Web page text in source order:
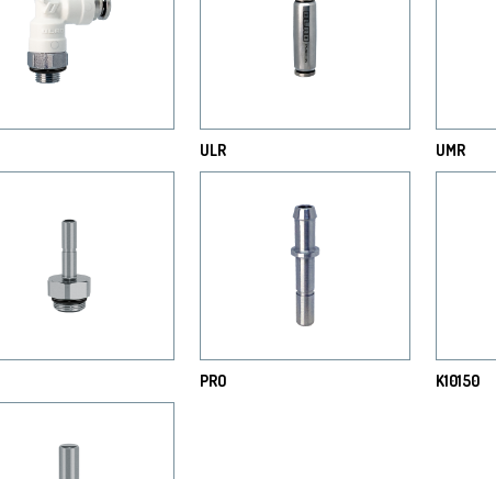
ULR UMR
PRO K10150